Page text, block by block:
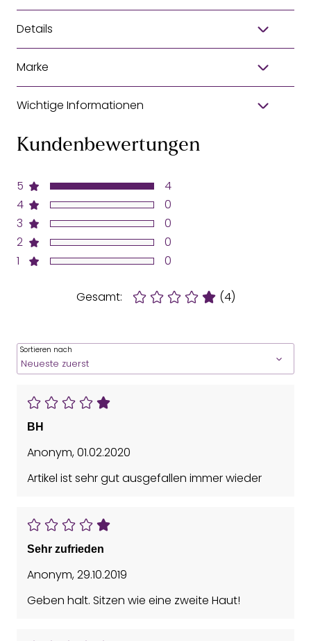
Details
Marke
Wichtige Informationen
Kundenbewertungen
5
4
3
2
1
4
0
0
0
0
Gesamt: (4)
Sortieren nach
BH
Anonym,01.02.2020
Artikel ist sehr gut ausgefallen immer wieder
Sehr zufrieden
Anonym,29.10.2019
Geben halt. Sitzen wie eine zweite Haut!